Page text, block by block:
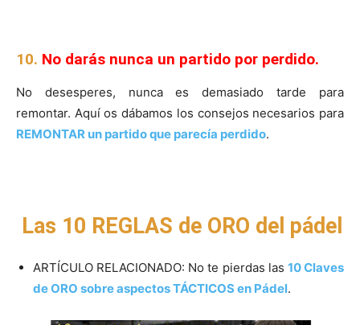
10. No darás nunca un partido por perdido.
No desesperes, nunca es demasiado tarde para
remontar. Aquí os dábamos los consejos necesarios para
REMONTAR un partido que parecía perdido.
Las 10 REGLAS de ORO del pádel
ARTÍCULO RELACIONADO: No te pierdas las 10 Claves
de ORO sobre aspectos TÁCTICOS en Pádel.